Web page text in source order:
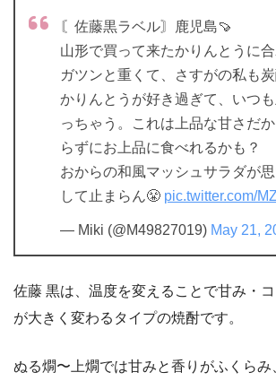
〘佐藤黒ラベル〙鹿児島🍠
山形で買って来たかりんとうに
ガツンと重くて、さすがの私も炭
かりんとうが好き過ぎて、いつ
っちゃう。これは上品な甘さだ
らずにお上品に食べれるかも？
おからの和風マッシュサラダが
して止まらん😤 pic.twitter.com/
— Miki (@M49827019) May 21,
佐藤 黒は、温度を変えることで甘み・
が大きく変わるタイプの焼酎です。
ぬる燗〜上燗では甘みと香りがふくらみ